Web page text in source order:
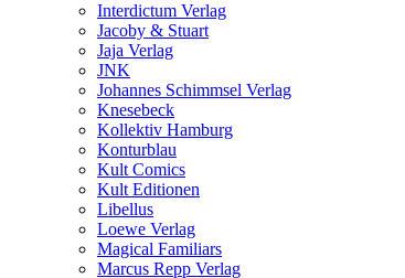
Interdictum Verlag
Jacoby & Stuart
Jaja Verlag
JNK
Johannes Schimmsel Verlag
Knesebeck
Kollektiv Hamburg
Konturblau
Kult Comics
Kult Editionen
Libellus
Loewe Verlag
Magical Familiars
Marcus Repp Verlag